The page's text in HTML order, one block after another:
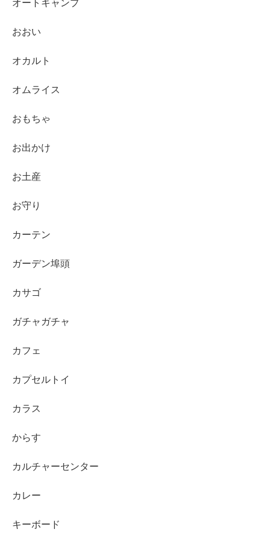
オートキャンプ
おおい
オカルト
オムライス
おもちゃ
お出かけ
お土産
お守り
カーテン
ガーデン埠頭
カサゴ
ガチャガチャ
カフェ
カプセルトイ
カラス
からす
カルチャーセンター
カレー
キーボード